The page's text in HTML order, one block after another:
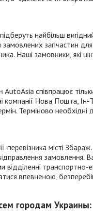
найбільш
запчастин
Наші замовники, які
співпрацює
компанії Нова Пошта, Ін-
Терміново необхідні
перевізника місті
замовлення.
відділенні транспортно-
впевненою,
городам Украины: